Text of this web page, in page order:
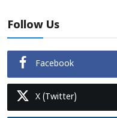
Follow Us
Facebook
X (Twitter)